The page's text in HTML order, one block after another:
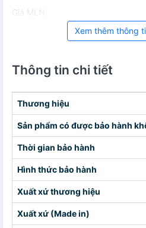
Giá MLN
Xem thêm thông
Thông tin chi tiết
Thương hiệu
Sản phẩm có được bảo hành
Thời gian bảo hành
Hình thức bảo hành
Xuất xứ thương hiệu
Xuất xứ (Made in)